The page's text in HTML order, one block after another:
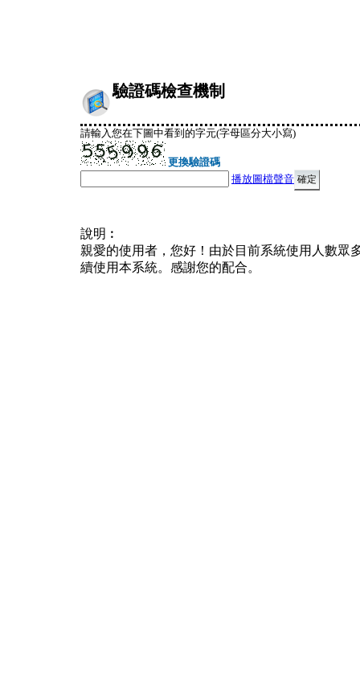
驗證碼檢查機制
請輸入您在下圖中看到的字元(字母區分大小寫)
更換驗證碼
播放圖檔聲音
說明︰
親愛的使用者，您好！由於目前系統使用人數眾
續使用本系統。感謝您的配合。